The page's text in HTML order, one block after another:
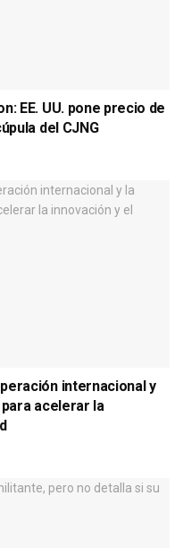
EE. UU. pone precio de
del CJNG
internacional y
acelerar la